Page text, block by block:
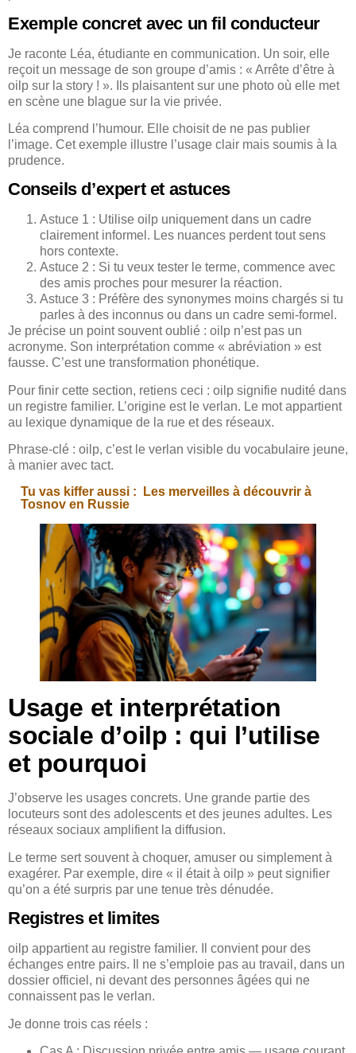
Exemple concret avec un fil conducteur
Je raconte Léa, étudiante en communication. Un soir, elle
reçoit un message de son groupe d’amis : « Arrête d’être à
oilp sur la story ! ». Ils plaisantent sur une photo où elle met
en scène une blague sur la vie privée.
Léa comprend l’humour. Elle choisit de ne pas publier
l’image. Cet exemple illustre l’usage clair mais soumis à la
prudence.
Conseils d’expert et astuces
Astuce 1 : Utilise oilp uniquement dans un cadre
clairement informel. Les nuances perdent tout sens
hors contexte.
Astuce 2 : Si tu veux tester le terme, commence avec
des amis proches pour mesurer la réaction.
Astuce 3 : Préfère des synonymes moins chargés si tu
parles à des inconnus ou dans un cadre semi-formel.
Je précise un point souvent oublié : oilp n’est pas un
acronyme. Son interprétation comme « abréviation » est
fausse. C’est une transformation phonétique.
Pour finir cette section, retiens ceci : oilp signifie nudité dans
un registre familier. L’origine est le verlan. Le mot appartient
au lexique dynamique de la rue et des réseaux.
Phrase-clé : oilp, c’est le verlan visible du vocabulaire jeune,
à manier avec tact.
Tu vas kiffer aussi :
Les merveilles à découvrir à
Tosnov en Russie
Usage et interprétation
sociale d’oilp : qui l’utilise
et pourquoi
J’observe les usages concrets. Une grande partie des
locuteurs sont des adolescents et des jeunes adultes. Les
réseaux sociaux amplifient la diffusion.
Le terme sert souvent à choquer, amuser ou simplement à
exagérer. Par exemple, dire « il était à oilp » peut signifier
qu’on a été surpris par une tenue très dénudée.
Registres et limites
oilp appartient au registre familier. Il convient pour des
échanges entre pairs. Il ne s’emploie pas au travail, dans un
dossier officiel, ni devant des personnes âgées qui ne
connaissent pas le verlan.
Je donne trois cas réels :